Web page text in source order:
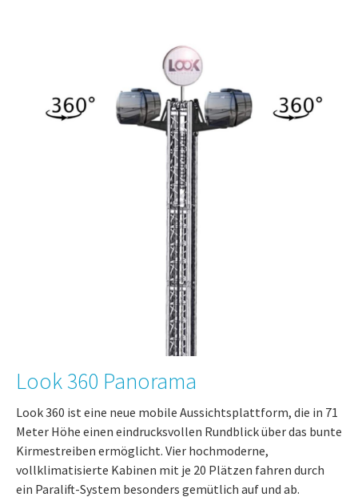
Look 360 Panorama
Look 360 ist eine neue mobile Aussichtsplattform, die in 71
Meter Höhe einen eindrucksvollen Rundblick über das bunte
Kirmestreiben ermöglicht. Vier hochmoderne,
vollklimatisierte Kabinen mit je 20 Plätzen fahren durch
ein Paralift-System besonders gemütlich auf und ab.